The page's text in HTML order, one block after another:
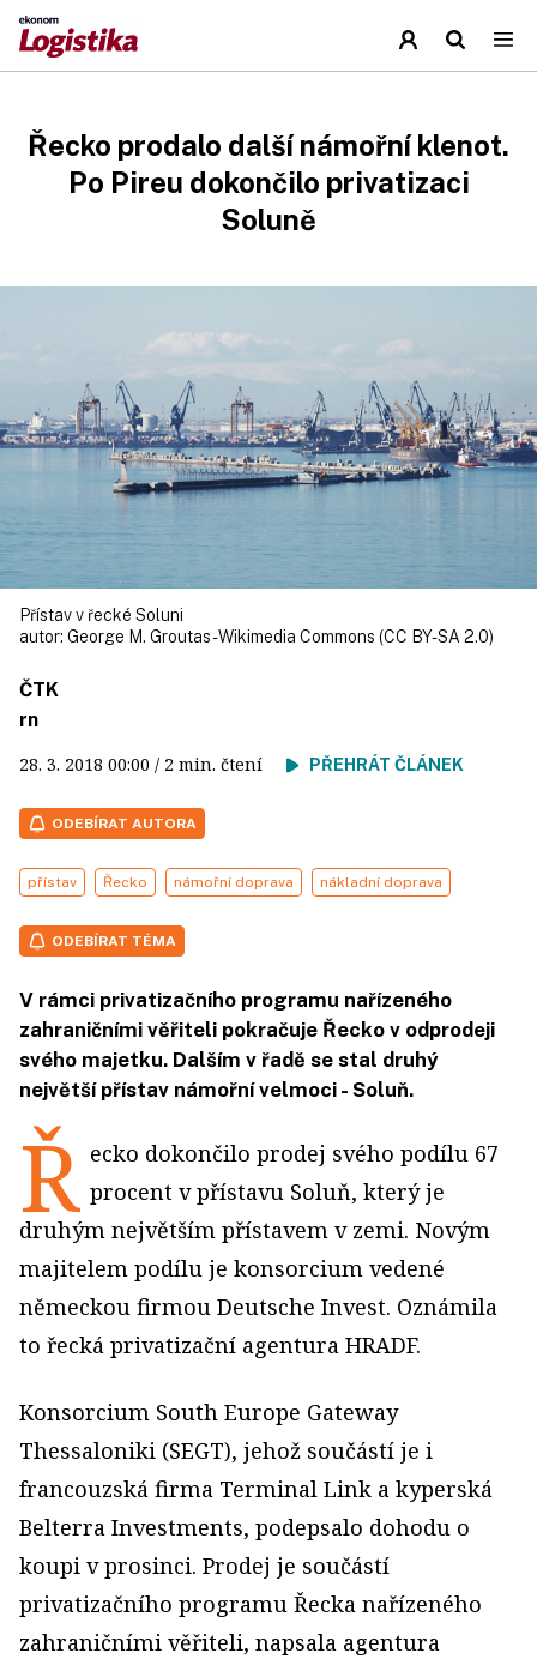
Řecko prodalo další námořní klenot.
Po Pireu dokončilo privatizaci
Soluně
Přístav v řecké Soluni
autor: George M. Groutas - Wikimedia Commons (CC BY-SA 2.0)
ČTK
rn
28. 3. 2018 00:00 / 2 min. čtení PŘEHRÁT ČLÁNEK
ODEBÍRAT AUTORA
přístav Řecko námořní doprava nákladní doprava
ODEBÍRAT TÉMA
V rámci privatizačního programu nařízeného
zahraničními věřiteli pokračuje Řecko v odprodeji
svého majetku. Dalším v řadě se stal druhý
největší přístav námořní velmoci - Soluň.
Ř ecko dokončilo prodej svého podílu 67
procent v přístavu Soluň, který je
druhým největším přístavem v zemi. Novým
majitelem podílu je konsorcium vedené
německou firmou Deutsche Invest. Oznámila
to řecká privatizační agentura HRADF.
Konsorcium South Europe Gateway
Thessaloniki (SEGT), jehož součástí je i
francouzská firma Terminal Link a kyperská
Belterra Investments, podepsalo dohodu o
koupi v prosinci. Prodej je součástí
privatizačního programu Řecka nařízeného
zahraničními věřiteli, napsala agentura